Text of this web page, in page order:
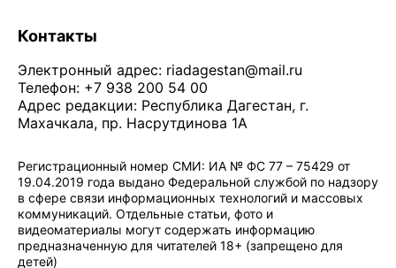
Контакты
Электронный адрес: riadagestan@mail.ru
Телефон: +7 938 200 54 00
Адрес редакции: Республика Дагестан, г.
Махачкала, пр. Насрутдинова 1А
Регистрационный номер СМИ: ИА № ФС 77 – 75429 от
19.04.2019 года выдано Федеральной службой по надзору
в сфере связи информационных технологий и массовых
коммуникаций. Отдельные статьи, фото и
видеоматериалы могут содержать информацию
предназначенную для читателей 18+ (запрещено для
детей)